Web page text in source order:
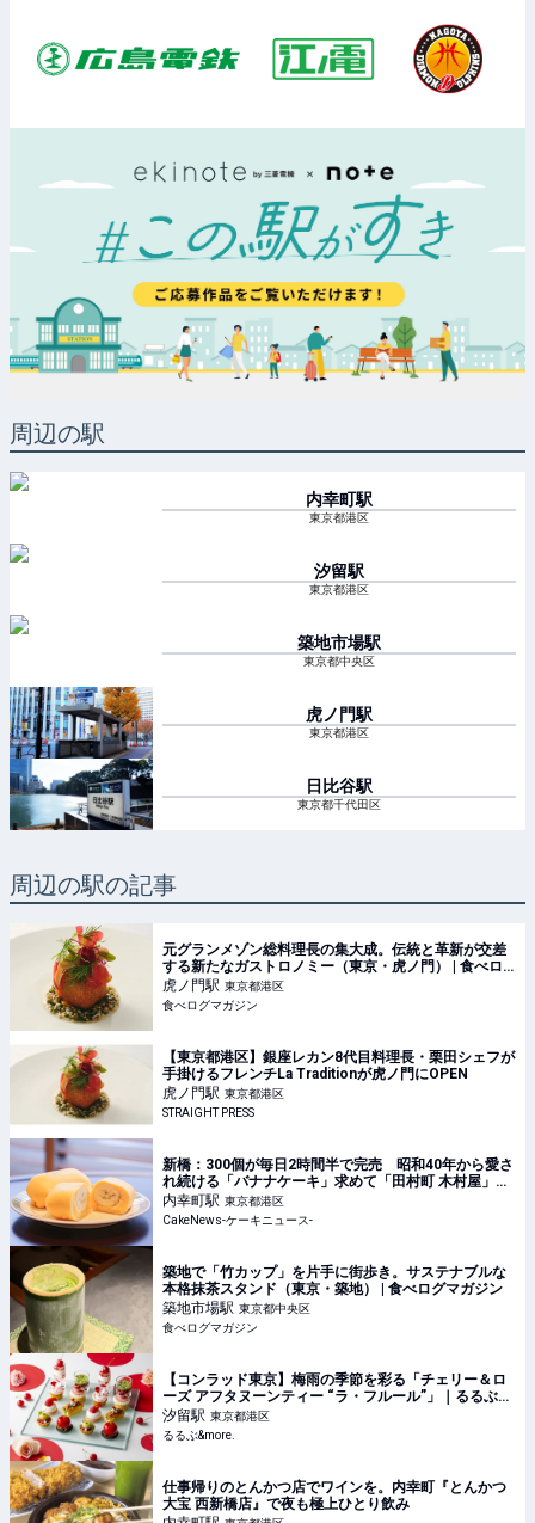
周辺の駅
内幸町駅
東京都港区
汐留駅
東京都港区
築地市場駅
東京都中央区
虎ノ門駅
東京都港区
日比谷駅
東京都千代田区
周辺の駅の記事
元グランメゾン総料理長の集大成。伝統と革新が交差
する新たなガストロノミー（東京・虎ノ門） | 食べロ
グマガジン
虎ノ門駅 東京都港区
食べログマガジン
【東京都港区】銀座レカン8代目料理長・栗田シェフが
手掛けるフレンチLa Traditionが虎ノ門にOPEN
虎ノ門駅 東京都港区
STRAIGHT PRESS
新橋：300個が毎日2時間半で完売 昭和40年から愛さ
れ続ける「バナナケーキ」求めて「田村町 木村屋」を
訪問
内幸町駅 東京都港区
CakeNews-ケーキニュース-
築地で「竹カップ」を片手に街歩き。サステナブルな
本格抹茶スタンド（東京・築地） | 食べログマガジン
築地市場駅 東京都中央区
食べログマガジン
【コンラッド東京】梅雨の季節を彩る「チェリー＆ロ
ーズ アフタヌーンティー “ラ・フルール”」｜るるぶ
&more.
汐留駅 東京都港区
るるぶ&more.
仕事帰りのとんかつ店でワインを。内幸町『とんかつ
大宝 西新橋店』で夜も極上ひとり飲み